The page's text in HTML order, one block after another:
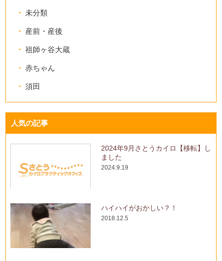
未分類
産前・産後
祖師ヶ谷大蔵
赤ちゃん
須田
人気の記事
2024年9月さとうカイロ【移転】し
ました
2024.9.19
ハイハイがおかしい？！
2018.12.5